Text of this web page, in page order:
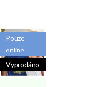
Pouze
online
Vyprodáno